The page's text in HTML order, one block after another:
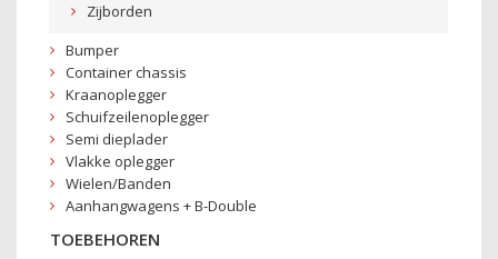
Zijborden
Bumper
Container chassis
Kraanoplegger
Schuifzeilenoplegger
Semi dieplader
Vlakke oplegger
Wielen/Banden
Aanhangwagens + B-Double
TOEBEHOREN